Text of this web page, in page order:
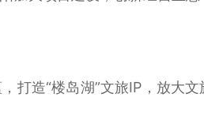
造“楼岛湖”文旅IP，放大文